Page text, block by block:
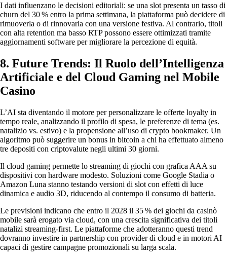
I dati influenzano le decisioni editoriali: se una slot presenta un tasso di
churn del 30 % entro la prima settimana, la piattaforma può decidere di
rimuoverla o di rinnovarla con una versione festiva. Al contrario, titoli
con alta retention ma basso RTP possono essere ottimizzati tramite
aggiornamenti software per migliorare la percezione di equità.
8. Future Trends: Il Ruolo dell’Intelligenza
Artificiale e del Cloud Gaming nel Mobile
Casino
L’AI sta diventando il motore per personalizzare le offerte loyalty in
tempo reale, analizzando il profilo di spesa, le preferenze di tema (es.
natalizio vs. estivo) e la propensione all’uso di crypto bookmaker. Un
algoritmo può suggerire un bonus in bitcoin a chi ha effettuato almeno
tre depositi con criptovalute negli ultimi 30 giorni.
Il cloud gaming permette lo streaming di giochi con grafica AAA su
dispositivi con hardware modesto. Soluzioni come Google Stadia o
Amazon Luna stanno testando versioni di slot con effetti di luce
dinamica e audio 3D, riducendo al contempo il consumo di batteria.
Le previsioni indicano che entro il 2028 il 35 % dei giochi da casinò
mobile sarà erogato via cloud, con una crescita significativa dei titoli
natalizi streaming‑first. Le piattaforme che adotteranno questi trend
dovranno investire in partnership con provider di cloud e in motori AI
capaci di gestire campagne promozionali su larga scala.